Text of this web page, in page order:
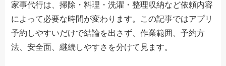
家事代行は、掃除・料理・洗濯・整理収納など依頼内容
によって必要な時間が変わります。この記事ではアプリ
予約しやすいだけで結論を出さず、作業範囲、予約方
法、安全面、継続しやすさを分けて見ます。